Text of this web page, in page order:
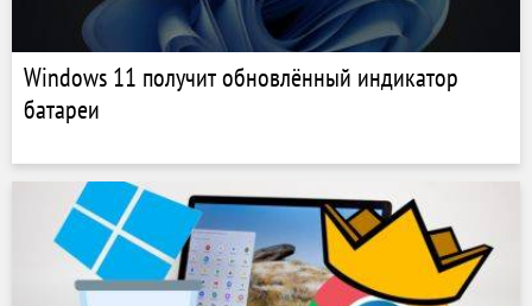
Windows 11 получит обновлённый индикатор
батареи